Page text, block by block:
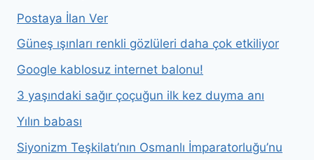
Postaya İlan Ver
Güneş ışınları renkli gözlüleri daha çok etkiliyor
Google kablosuz internet balonu!
3 yaşındaki sağır çoçuğun ilk kez duyma anı
Yılın babası
Siyonizm Teşkilatı’nın Osmanlı İmparatorluğu’nu